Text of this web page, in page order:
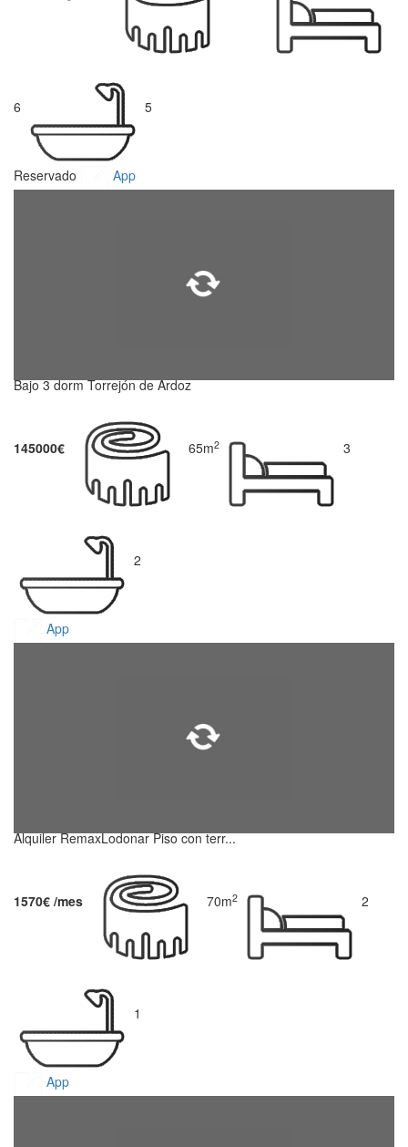
6 5
Reservado App
Bajo 3 dorm Torrejón de Ardoz
145000€ 65m2 3
2
App
Alquiler RemaxLodonar Piso con terr...
1570€ /mes 70m2 2
1
App